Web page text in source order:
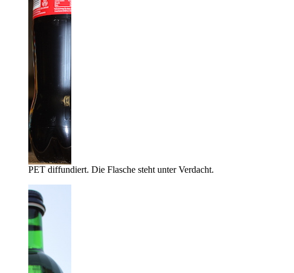
PET diffundiert. Die Flasche steht unter Verdacht.